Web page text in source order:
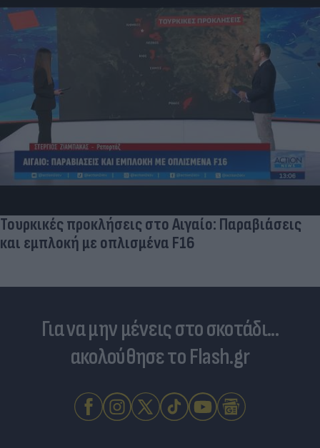
«Στην pole position για Κωνσταντέλια η
Ντόρτμουντ»
Για να μην μένεις στο σκοτάδι...
ακολούθησε το Flash.gr